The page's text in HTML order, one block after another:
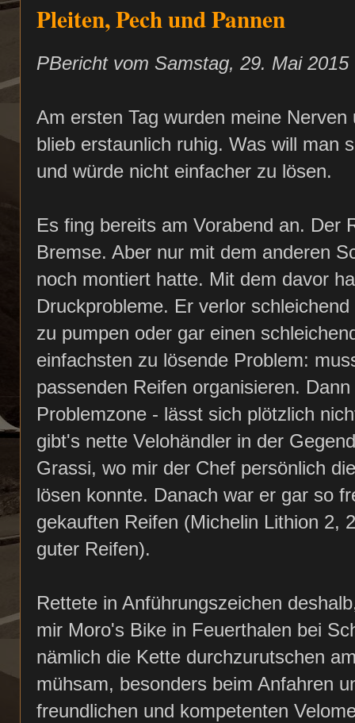
Pleiten, Pech und Pannen
PBericht vom Samstag, 29. Mai 2015
Am ersten Tag wurden meine
blieb erstaunlich ruhig. Was will man
und würde nicht einfacher zu lösen.
Es fing bereits am Vorabend an. Der
Bremse. Aber nur mit dem anderen
noch montiert hatte. Mit dem davor
Druckprobleme. Er verlor
zu pumpen oder gar einen
einfachsten zu lösende Problem:
passenden Reifen organisieren.
Problemzone - lässt sich plötzlich
gibt's nette Velohändler in der
Grassi, wo mir der Chef persönlich
lösen konnte. Danach war er gar so
gekauften Reifen (Michelin Lithion 2,
guter Reifen).
Rettete in Anführungszeichen
mir Moro's Bike in Feuerthalen bei
nämlich die Kette durchzurutschen
mühsam, besonders beim Anfahren
freundlichen und kompetenten